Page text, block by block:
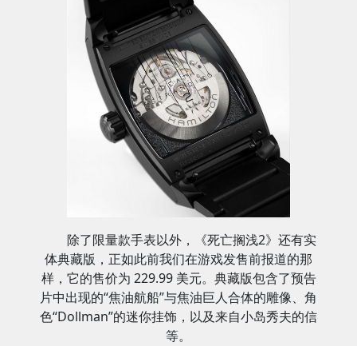
除了限量款手表以外，《死亡搁浅2》还有实
体典藏版，正如此前我们在游戏发售前报道的那
样，它的售价为 229.99 美元。典藏版包含了预告
片中出现的“焦油航船”与焦油巨人合体的雕像、角
色“Dollman”的迷你挂饰，以及来自小岛秀夫的信
等。